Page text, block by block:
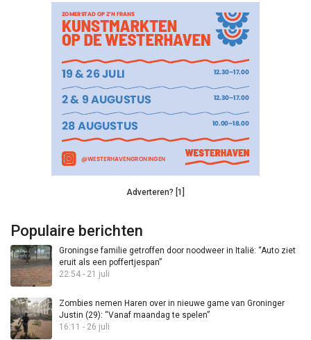
Adverteren? [1]
Populaire berichten
Groningse familie getroffen door noodweer in Italië: “Auto ziet
eruit als een poffertjespan”
22:54 - 21 juli
Zombies nemen Haren over in nieuwe game van Groninger
Justin (29): “Vanaf maandag te spelen”
16:11 - 26 juli